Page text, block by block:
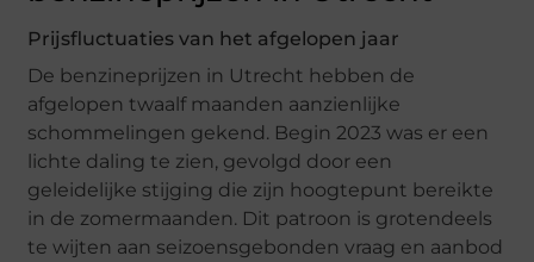
Prijsfluctuaties van het afgelopen jaar
De benzineprijzen in Utrecht hebben de
afgelopen twaalf maanden aanzienlijke
schommelingen gekend. Begin 2023 was er een
lichte daling te zien, gevolgd door een
geleidelijke stijging die zijn hoogtepunt bereikte
in de zomermaanden. Dit patroon is grotendeels
te wijten aan seizoensgebonden vraag en aanbod